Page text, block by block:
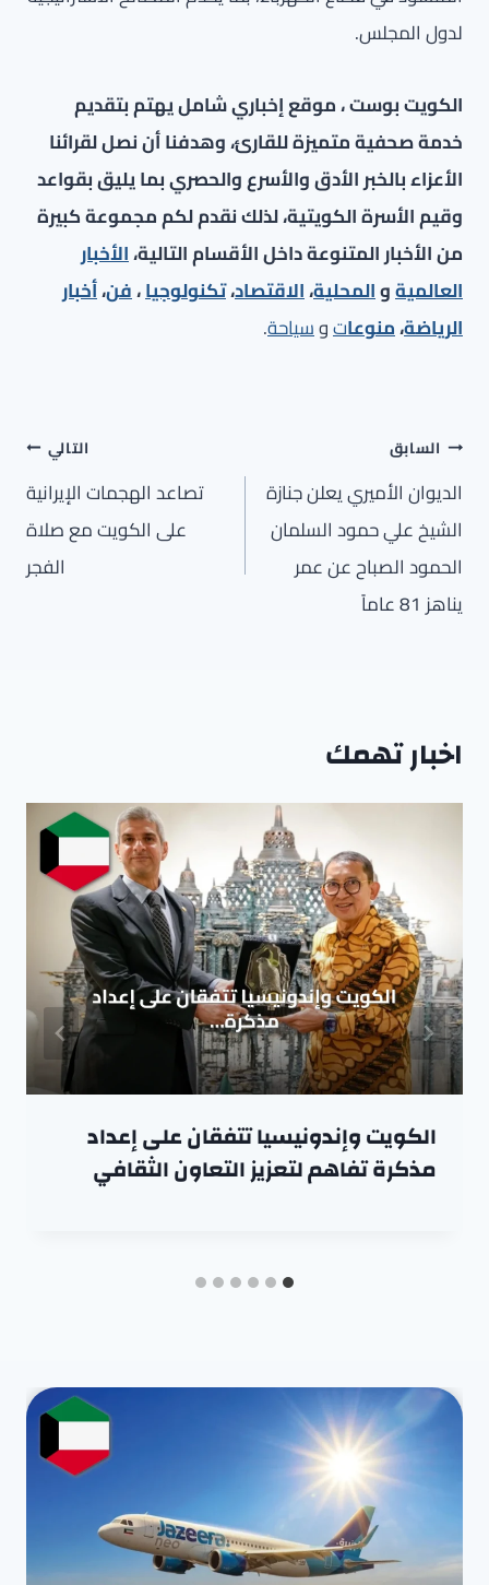
لدول المجلس.
الكويت بوست ، موقع إخباري شامل يهتم بتقديم
خدمة صحفية متميزة للقارئ، وهدفنا أن نصل لقرائنا
الأعزاء بالخبر الأدق والأسرع والحصري بما يليق بقواعد
وقيم الأسرة الكويتية، لذلك نقدم لكم مجموعة كبيرة
من الأخبار المتنوعة داخل الأقسام التالية،الأخبار
العالميةوالمحلية،الاقتصاد،تكنولوجيا،فن،أخبار
الرياضة،منوعاتوسياحة.
تصفّح
المقالات
السابق
الديوان الأميري يعلن جنازة
الشيخ علي حمود السلمان
الحمود الصباح عن عمر
يناهز 81 عاماً
التالي
تصاعد الهجمات الإيرانية
على الكويت مع صلاة
الفجر
اخبار تهمك
الكويت وإندونيسيا تتفقان على إعداد
مذكرة تفاهم لتعزيز التعاون الثقافي